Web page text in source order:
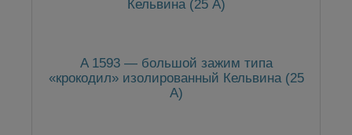
A 1593 — большой зажим типа
«крокодил» изолированный Кельвина (25
А)